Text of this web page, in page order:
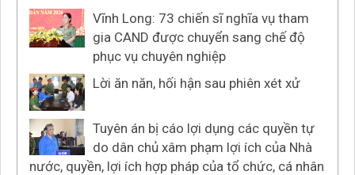
Vĩnh Long: 73 chiến sĩ nghĩa vụ tham
gia CAND được chuyển sang chế độ
phục vụ chuyên nghiệp
Lời ăn năn, hối hận sau phiên xét xử
Tuyên án bị cáo lợi dụng các quyền tự
do dân chủ xâm phạm lợi ích của Nhà
nước, quyền, lợi ích hợp pháp của tổ chức, cá nhân